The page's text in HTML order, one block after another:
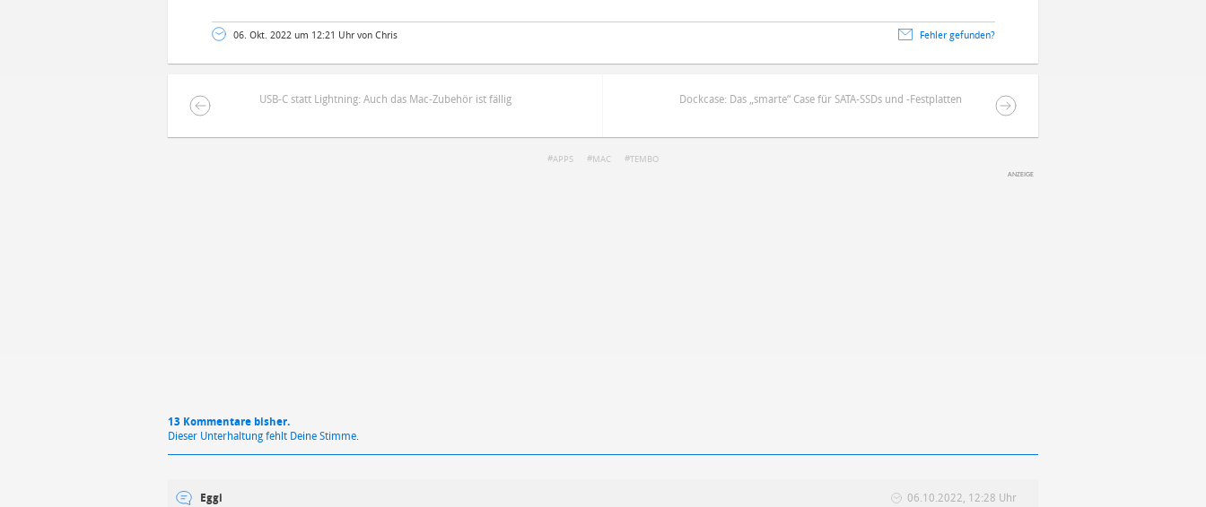
06. Okt. 2022 um 12:21 Uhr von Chris Fehler gefunden?
USB-C statt Lightning: Auch das Mac-Zubehör ist fällig Dockcase: Das „smarte“ Case für SATA-SSDs und -Festplatten
APPS MAC TEMBO
13 Kommentare bisher.
Dieser Unterhaltung fehlt Deine Stimme.
Eggi 06.10.2022, 12:28 Uhr